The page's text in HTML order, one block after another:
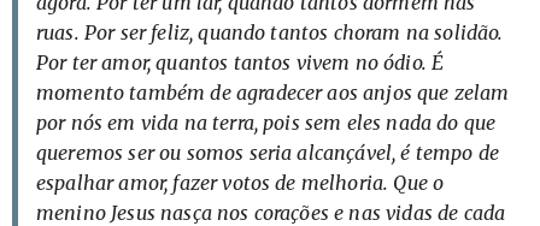
ruas. Por ser feliz, quando tantos choram na solidão.
Por ter amor, quantos tantos vivem no ódio. É
momento também de agradecer aos anjos que zelam
por nós em vida na terra, pois sem eles nada do que
queremos ser ou somos seria alcançável, é tempo de
espalhar amor, fazer votos de melhoria. Que o
menino Jesus nasça nos corações e nas vidas de cada